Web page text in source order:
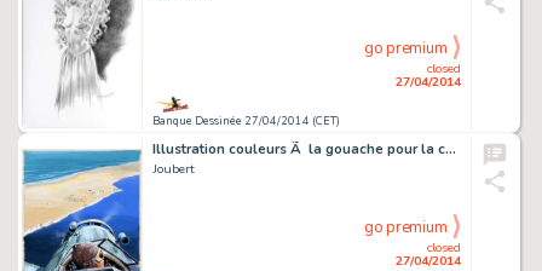
Banque Dessinée 27/04/2014 (CET)
closed
27/04/2014
go premium
Illustration couleurs Ã la gouache pour la couver…
Joubert
closed
27/04/2014
go premium